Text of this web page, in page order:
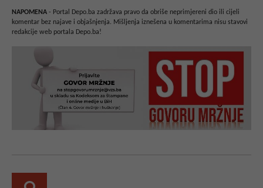
NAPOMENA - Portal Depo.ba zadržava pravo da obriše neprimjereni dio ili cijeli
komentar bez najave i objašnjenja. Mišljenja iznešena u komentarima nisu stavovi
redakcije web portala Depo.ba!